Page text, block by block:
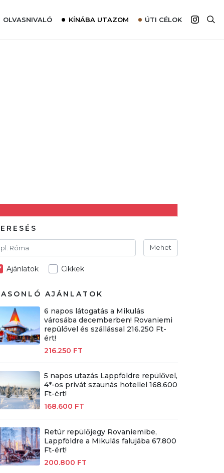
OLVASNIVALÓ KÍNÁBA UTAZOM ÚTI CÉLOK
Mehet
Ajánlatok Cikkek
AJÁNLATOK
6 napos látogatás a Mikulás
városába decemberben! Rovaniemi
repülővel és szállással 216.250 Ft-
ért!
216.250 FT
5 napos utazás Lappföldre repülővel,
4*-os privát szaunás hotellel 168.600
Ft-ért!
168.600 FT
Retúr repülőjegy Rovaniemibe,
Lappföldre a Mikulás falujába 67.800
Ft-ért!
200.800 FT